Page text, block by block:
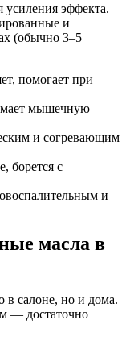
эффекта.
и
(обычно 3–5
помогает при
мышечную
и согревающим
борется с
и
масла в
в салоне, но и дома.
— достаточно